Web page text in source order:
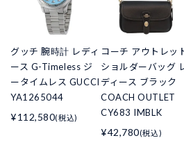
グッチ 腕時計 レディ
ース G-Timeless ジ
ータイムレス GUCCI
YA1265044
¥112,580(税込)
コーチ アウトレッ
ショルダーバッグ
ディース ブラック
COACH OUTLET
CY683 IMBLK
¥42,780(税込)